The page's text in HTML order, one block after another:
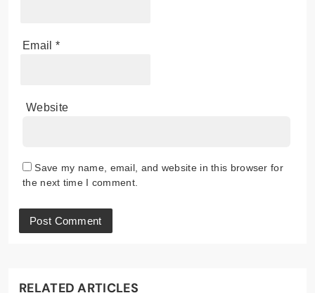
Email *
Website
Save my name, email, and website in this browser for
the next time I comment.
RELATED ARTICLES